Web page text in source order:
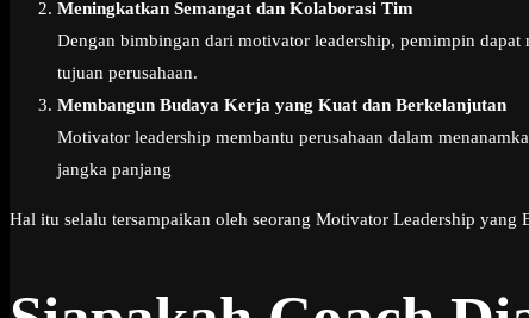
Meningkatkan Semangat dan Kolaborasi Tim
Dengan bimbingan dari motivator leadership, pemimpin
tujuan perusahaan.
Membangun Budaya Kerja yang Kuat dan Berkelanjutan
Motivator leadership membantu perusahaan dalam
jangka panjang
Hal itu selalu tersampaikan oleh seorang Motivator Leadership yang